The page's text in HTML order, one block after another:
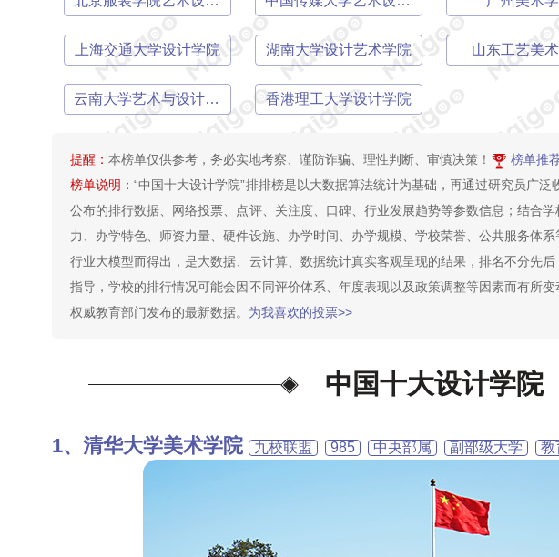
上海交通大学设计学院 湖南大学设计艺术学院 山东工艺美
云南大学艺术与设计学院 香港理工大学设计学院
提醒： 本榜单仅供参考，务必实地考察、谨防诈骗、理性判断、审慎决策！
榜单推
榜单说明：“中国十大设计学院”排排榜是以大数据算法统计为基础，再通过研究员广
公布的排行数据、网络投票、点评、关注度、口碑、行业发展趋势等参数信息；结合
力、办学特色、师资力量、硬件设施、办学时间、办学规模、学校荣誉、公共服务体
行业大模型而得出，是大数据、云计算、数据统计真实客观呈现的结果，排名不分先
指导，学校的排行情况可能会因不同评价体系、年度表现以及政策调整等因素而有所
权威教育部门发布的最新数据。 为我喜欢的投票>>
中国十大设计学院
清华大学美术学院 九校联盟 985 中央部属 副部级大学 教